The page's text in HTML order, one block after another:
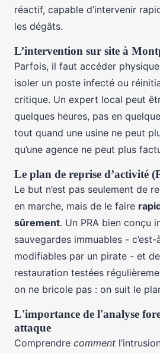
réactif, capable d’intervenir
les dégâts.
L’intervention sur site à
Parfois, il faut accéder
isoler un poste infecté ou
critique. Un expert local peut
quelques heures, pas en
tout quand une usine ne peut
qu’une agence ne peut plus
Le plan de reprise d’activité
Le but n’est pas seulement de
en marche, mais de le faire
sûrement. Un PRA bien conçu
sauvegardes immuables -
modifiables par un pirate - et
restauration testées
on ne bricole pas : on suit le
L'importance de l'analyse
attaque
Comprendre comment